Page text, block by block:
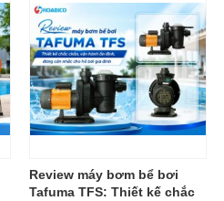
Review máy bơm bể bơi
Tafuma TFS: Thiết kế chắc